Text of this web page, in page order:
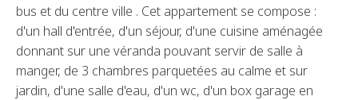
bus et du centre ville . Cet appartement se compose :
d'un hall d'entrée, d'un séjour, d'une cuisine aménagée
donnant sur une véranda pouvant servir de salle à
manger, de 3 chambres parquetées au calme et sur
jardin, d'une salle d'eau, d'un wc, d'un box garage en